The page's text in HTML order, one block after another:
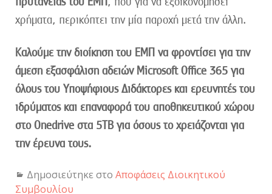
χρήματα, περικόπτει την μία παροχή μετά την άλλη.
Καλούμε την διοίκηση του ΕΜΠ να φροντίσει για την
άμεση εξασφάλιση αδειών Microsoft Office 365 για
όλους του Υποψήφιους Διδάκτορες και ερευνητές του
ιδρύματος και επαναφορά του αποθηκευτικού χώρου
στο Onedrive στα 5ΤΒ για όσους το χρειάζονται για
την έρευνα τους.
Δημοσιεύτηκε στο Αποφάσεις Διοικητικού
Συμβουλίου